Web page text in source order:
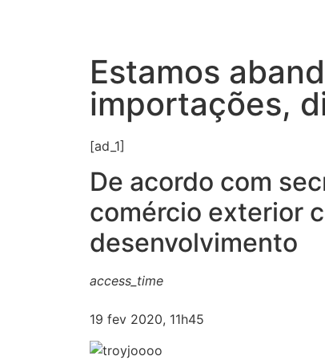
Estamos
importações,
[ad_1]
De acordo com
comércio exterior
desenvolvimento
access_time
19 fev 2020, 11h45